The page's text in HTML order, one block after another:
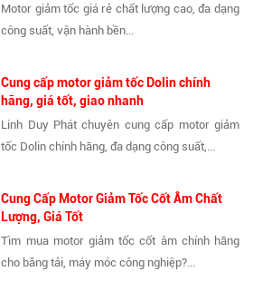
Motor giảm tốc giá rẻ chất lượng cao, đa dạng
công suất, vận hành bền...
Cung cấp motor giảm tốc Dolin chính
hãng, giá tốt, giao nhanh
Linh Duy Phát chuyên cung cấp motor giảm
tốc Dolin chính hãng, đa dạng công suất,...
Cung Cấp Motor Giảm Tốc Cốt Âm Chất
Lượng, Giá Tốt
Tìm mua motor giảm tốc cốt âm chính hãng
cho băng tải, máy móc công nghiệp?...